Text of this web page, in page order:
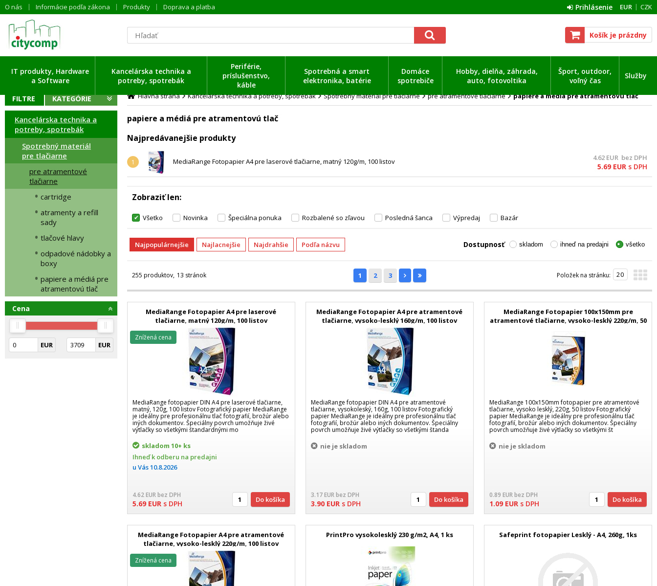
O nás Informácie podľa zákona Produkty Doprava a platba EUR CZK
Prihlásenie
Košík je prázdny
IT produkty, Hardware
a Software
Kancelárska technika a
potreby, spotrebák
Periférie,
príslušenstvo,
káble
Spotrebná a smart
elektronika, batérie
Domáce
spotrebiče
Hobby, dielňa, záhrada,
auto, fotovoltika
Šport, outdoor,
voľný čas
Služby
FILTRE KATEGÓRIE
Kancelárska technika a
potreby, spotrebák
Spotrebný materiál
pre tlačiarne
pre atramentové
tlačiarne
cartridge
atramenty a refill
sady
tlačové hlavy
odpadové nádobky a
boxy
papiere a médiá pre
atramentovú tlač
Cena
EUR EUR
Hlavná strana Kancelárska technika a potreby, spotrebák Spotrebný materiál pre tlačiarne pre atramentové tlačiarne papiere a médiá pre atramentovú tlač
papiere a médiá pre atramentovú tlač
Najpredávanejšie produkty
1 MediaRange Fotopapier A4 pre laserové tlačiarne, matný 120g/m, 100 listov 4.62 EUR bez DPH
5.69 EUR s DPH
Zobraziť len
Všetko Novinka Špeciálna ponuka Rozbalené so zľavou Posledná šanca Výpredaj Bazár
Najpopulárnejšie Najlacnejšie Najdrahšie Podľa názvu Dostupnosť skladom ihneď na predajni všetko
255 produktov 13 stránok 1 2 3 Položek na stránku:
MediaRange Fotopapier A4 pre laserové
tlačiarne, matný 120g/m, 100 listov
MediaRange fotopapier DIN A4 pre laserové tlačiarne,
matný, 120g, 100 listov Fotografický papier MediaRange
je ideálny pre profesionálnu tlač fotografií, brožúr alebo
iných dokumentov. Špeciálny povrch umožňuje živé
výtlačky so všetkými štandardnými mo
skladom 10+ ks
Ihneď k odberu na predajni
u Vás10.8.2026
4.62EURbez DPH
5.69 EUR s DPH
Znížená cena
Do košíka
MediaRange Fotopapier A4 pre atramentové
tlačiarne, vysoko-lesklý 160g/m, 100 listov
MediaRange fotopapier DIN A4 pre atramentové
tlačiarne, vysokoleský, 160g, 100 listov Fotografický
papier MediaRange je ideálny pre profesionálnu tlač
fotografií, brožúr alebo iných dokumentov. Špeciálny
povrch umožňuje živé výtlačky so všetkými štanda
nie je skladom
3.17EURbez DPH
3.90 EUR s DPH Do košíka
MediaRange Fotopapier 100x150mm pre
atramentové tlačiarne, vysoko-lesklý 220g/m, 50
MediaRange 100x150mm fotopapier pre atramentové
tlačiarne, vysoko lesklý, 220g, 50 listov Fotografický
papier MediaRange je ideálny pre profesionálnu tlač
fotografií, brožúr alebo iných dokumentov. Špeciálny
povrch umožňuje živé výtlačky so všetkými št
nie je skladom
0.89 EURbez DPH
1.09 EUR s DPH Do košíka
MediaRange Fotopapier A4 pre atramentové
tlačiarne, vysoko-lesklý 220g/m, 100 listov
Znížená cena
PrintPro vysokolesklý 230 g/m2, A4, 1 ks Safeprint fotopapier Lesklý - A4, 260g, 1ks
dáta ...